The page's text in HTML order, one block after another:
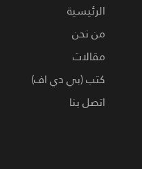
الرئيسية
من نحن
مقالات
كتب (بي دي اف)
اتصل بنا